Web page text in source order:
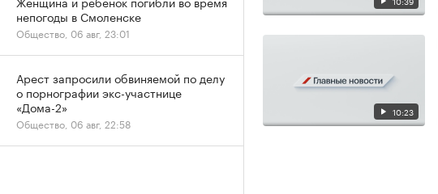
10:23
непогоды в Смоленске
Общество, 06 авг, 23:01
Арест запросили обвиняемой по делу
о порнографии экс-участнице
«Дома-2»
Общество, 06 авг, 22:58